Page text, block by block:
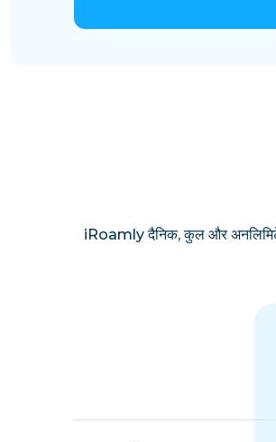
iRoamly दैनिक, कुल और